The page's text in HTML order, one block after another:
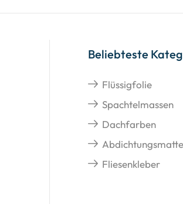
Beliebteste
Flüssigfolie
Spachtelmassen
Dachfarben
Fliesenkleber